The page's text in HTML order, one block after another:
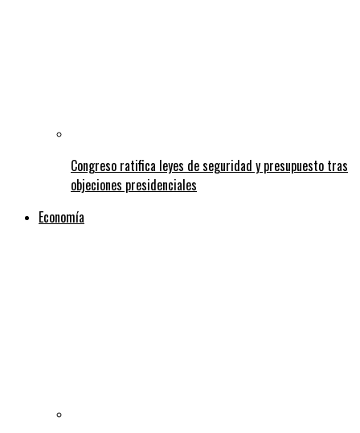
Congreso ratifica leyes de seguridad y presupuesto tras
objeciones presidenciales
Economía